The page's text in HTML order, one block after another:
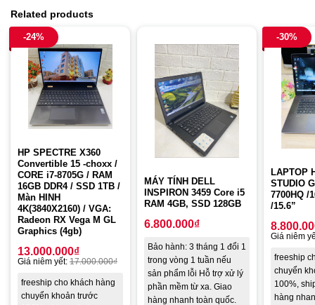
Related products
-24%
HP SPECTRE X360
Convertible 15 -choxx /
CORE i7-8705G / RAM
16GB DDR4 / SSD 1TB /
Màn HINH
4K(3840X2160) / VGA:
Radeon RX Vega M GL
Graphics (4gb)
13.000.000₫
Giá niêm yết: 17.000.000₫
freeship cho khách hàng
chuyển khoản trước
MÁY TÍNH DELL
INSPIRON 3459 Core i5
RAM 4GB, SSD 128GB
6.800.000₫
Bảo hành: 3 tháng 1 đổi 1
trong vòng 1 tuần nếu
sản phẩm lỗi Hỗ trợ xử lý
phần mềm từ xa. Giao
hàng nhanh toàn quốc.
-30%
LAPTOP
STUDIO
7700HQ /
/15.6”
Giá niêm
freeship
chuyển
100%,
hàng